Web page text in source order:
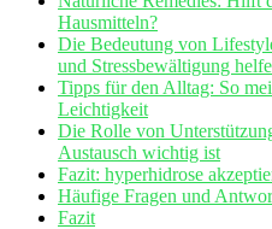
Hausmitteln?
Die Bedeutung von
und Stressbewältigung
Tipps für den Alltag: So
Leichtigkeit
Die⁣ Rolle ⁤von
Austausch wichtig ist
Fazit: hyperhidrose
Häufige Fragen und
Fazit